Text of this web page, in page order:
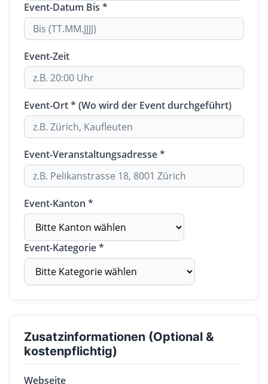
Event-Datum Bis *
Event-Zeit
Event-Ort * (Wo wird der Event durchgeführt)
Event-Veranstaltungsadresse *
Event-Kanton *
Event-Kategorie *
Zusatzinformationen (Optional &
kostenpflichtig)
Webseite